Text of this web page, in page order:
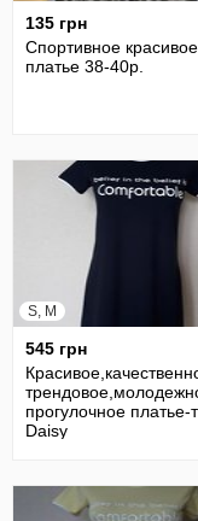
135 грн
Спортивное красивое
платье 38-40р.
S, M
545 грн
прогулочное
Daisy